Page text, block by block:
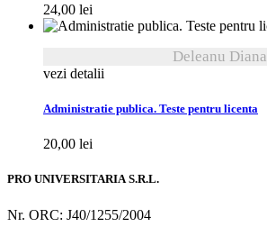
24,00 lei
Deleanu Diana
vezi detalii
Administratie publica. Teste pentru licenta
20,00 lei
PRO UNIVERSITARIA S.R.L.
Nr. ORC: J40/1255/2004